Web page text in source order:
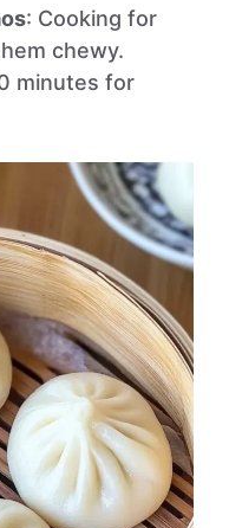
: Cooking for
chewy.
minutes for